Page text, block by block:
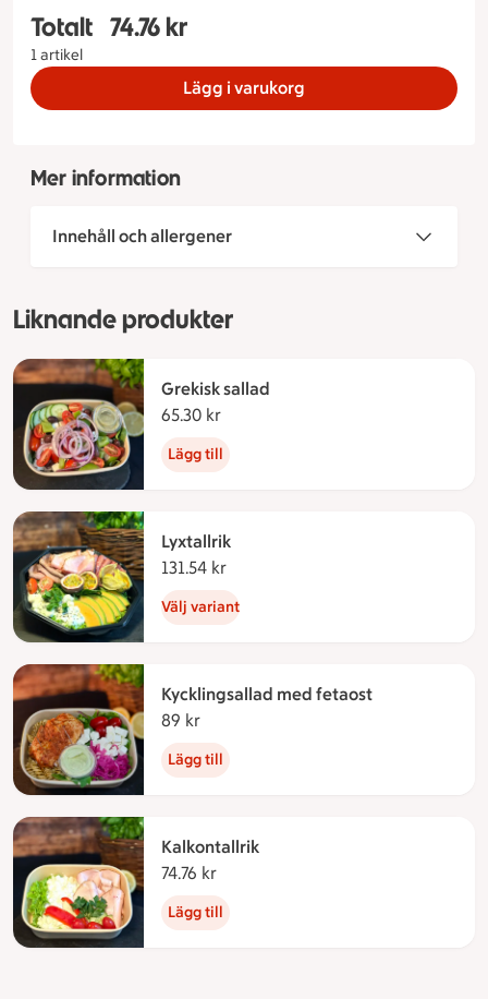
Totalt
1 artikel
Totalt 1 stycken Vegetarisk tallrik, 74.76 kronor
74.76 kr
Lägg i varukorg
Mer information
Innehåll och allergener
Liknande produkter
Grekisk sallad
65.30 kr
Lägg till
Lyxtallrik
131.54 kr
Välj variant
Kycklingsallad med fetaost
89 kr
Lägg till
Kalkontallrik
74.76 kr
Lägg till